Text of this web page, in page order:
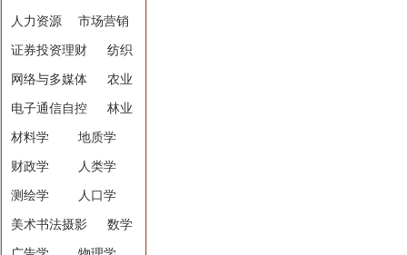
人力资源 市场营销
证券投资理财 纺织
网络与多媒体 农业
电子通信自控 林业
材料学 地质学
财政学 人类学
测绘学 人口学
美术书法摄影 数学